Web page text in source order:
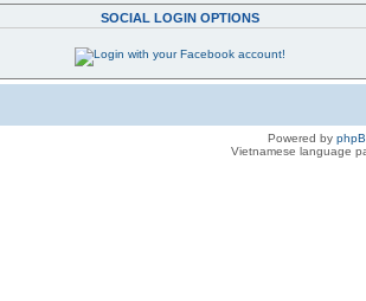
SOCIAL LOGIN OPTIONS
Powered by
Vietnamese language